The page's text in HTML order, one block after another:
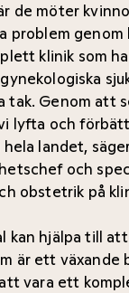
de möter
problem
klinik som
tak. Genom att
lyfta och
landet,
och
obstetrik på
kan hjälpa till
är ett växande
vara ett